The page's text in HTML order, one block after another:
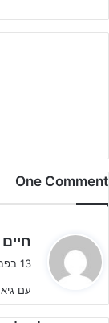
הפתיחה של
חופשי מסוכן של
One Comment
חיים
13 בפברואר 2024 בשעה 20:16
עם גיא